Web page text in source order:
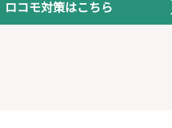
ロコモ対策はこちら